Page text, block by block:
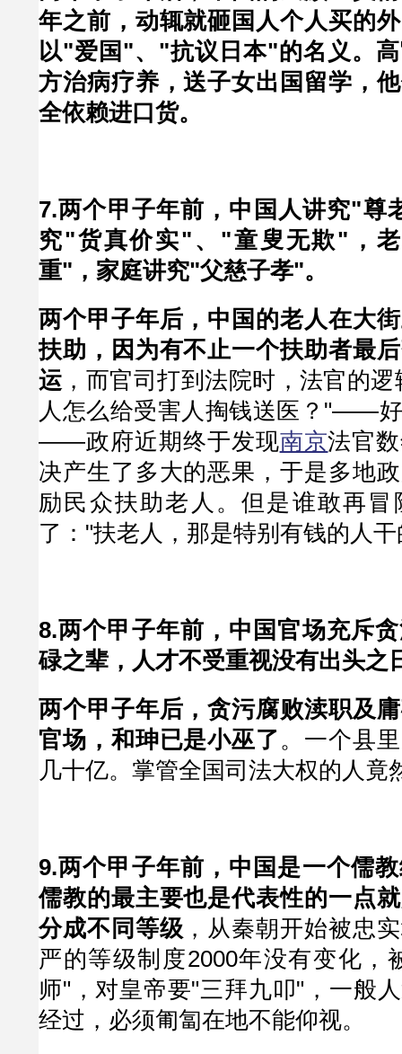
年之前，动辄就砸国人个人买的
以"爱国"、"抗议日本"的名义。
方治病疗养，送子女出国留学，
全依赖进口货。
7.两个甲子年前，中国人讲究"尊
究"货真价实"、"童叟无欺"，
重"，家庭讲究"父慈子孝"。
两个甲子年后，中国的老人在大
扶助，因为有不止一个扶助者最
运 ，而官司打到法院时，法官的
人怎么给受害人掏钱送医？"——
——政府近期终于发现南京法官
决产生了多大的恶果，于是多地
励民众扶助老人。但是谁敢再冒
了："扶老人，那是特别有钱的人
8.两个甲子年前，中国官场充斥
碌之辈，人才不受重视没有出头之
两个甲子年后，贪污腐败渎职及
官场，和珅已是小巫了 。一个县
几十亿。掌管全国司法大权的人竟
9.两个甲子年前，中国是一个儒
儒教的最主要也是代表性的一点
分成不同等级 ，从秦朝开始被忠
严的等级制度2000年没有变化，
师"，对皇帝要"三拜九叩"，一般
经过，必须匍匐在地不能仰视。